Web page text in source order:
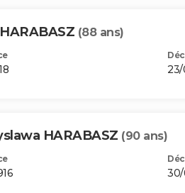
(88 ans)
HARABASZ (90 ans)